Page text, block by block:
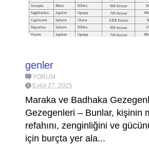
genler
YORUM
Eylül 27, 2025
Maraka ve Badhaka
Gezegenleri – Bunlar, kişinin
refahını, zenginliğini ve
için burçta yer ala...